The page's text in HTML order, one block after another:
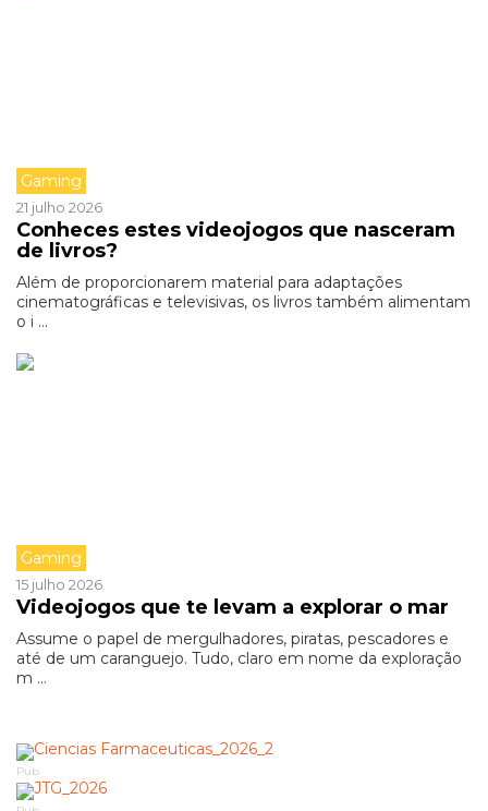
Gaming
21 julho 2026
Conheces estes videojogos que nasceram
de livros?
Além de proporcionarem material para adaptações
cinematográficas e televisivas, os livros também alimentam
o i ...
Gaming
15 julho 2026
Videojogos que te levam a explorar o mar
Assume o papel de mergulhadores, piratas, pescadores e
até de um caranguejo. Tudo, claro em nome da exploração
m ...
Pub